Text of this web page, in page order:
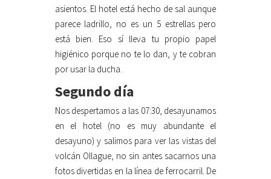
asientos. El hotel está hecho de sal aunque
parece ladrillo, no es un 5 estrellas pero
está bien. Eso sí lleva tu propio papel
higiénico porque no te lo dan, y te cobran
por usar la ducha.
Segundo día
Nos despertamos a las 07:30, desayunamos
en el hotel (no es muy abundante el
desayuno) y salimos para ver las vistas del
volcán Ollague, no sin antes sacarnos una
fotos divertidas en la línea de ferrocarril. De